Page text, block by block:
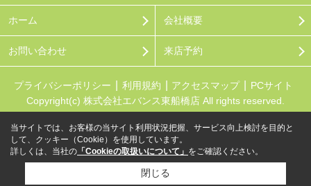
ホーム 会社概要
お問い合わせ 来店予約
プライバシーポリシー 利用規約 アクセスマップ
PCサイト
Copyright(c) 株式会社エバンス東船橋店 All rights reserved.
当サイトでは、お客様の当サイト利用状況把握、サービス向上検討を目的と
して、クッキー（Cookie）を使用しています。
詳しくは、当社の 「Cookieの取扱いについて」 をご確認ください。
閉じる